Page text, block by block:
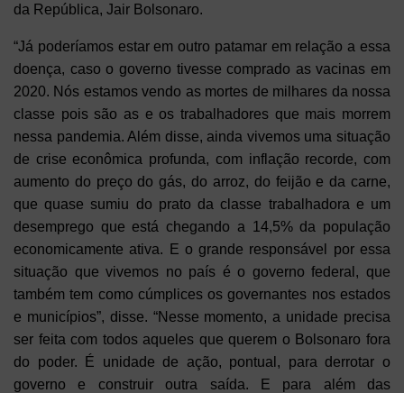
da República, Jair Bolsonaro.
“Já poderíamos estar em outro patamar em relação a essa
doença, caso o governo tivesse comprado as vacinas em
2020. Nós estamos vendo as mortes de milhares da nossa
classe pois são as e os trabalhadores que mais morrem
nessa pandemia. Além disse, ainda vivemos uma situação
de crise econômica profunda, com inflação recorde, com
aumento do preço do gás, do arroz, do feijão e da carne,
que quase sumiu do prato da classe trabalhadora e um
desemprego que está chegando a 14,5% da população
economicamente ativa. E o grande responsável por essa
situação que vivemos no país é o governo federal, que
também tem como cúmplices os governantes nos estados
e municípios”, disse. “Nesse momento, a unidade precisa
ser feita com todos aqueles que querem o Bolsonaro fora
do poder. É unidade de ação, pontual, para derrotar o
governo e construir outra saída. E para além das